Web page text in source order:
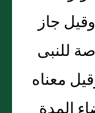
جاز
للنبى
معناه